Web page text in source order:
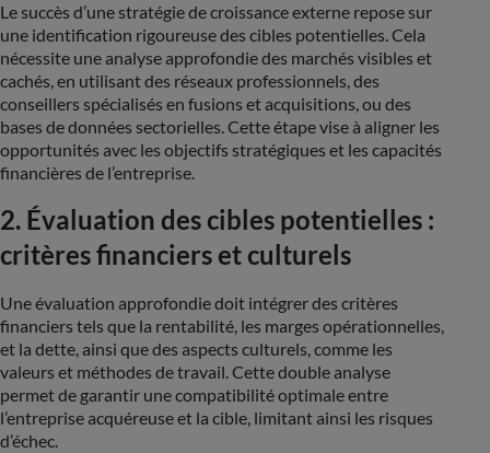
Le succès d’une stratégie de croissance externe repose sur
une identification rigoureuse des cibles potentielles. Cela
nécessite une analyse approfondie des marchés visibles et
cachés, en utilisant des réseaux professionnels, des
conseillers spécialisés en fusions et acquisitions, ou des
bases de données sectorielles. Cette étape vise à aligner les
opportunités avec les objectifs stratégiques et les capacités
financières de l’entreprise​.
2. Évaluation des cibles potentielles :
critères financiers et culturels
Une évaluation approfondie doit intégrer des critères
financiers tels que la rentabilité, les marges opérationnelles,
et la dette, ainsi que des aspects culturels, comme les
valeurs et méthodes de travail. Cette double analyse
permet de garantir une compatibilité optimale entre
l’entreprise acquéreuse et la cible, limitant ainsi les risques
d’échec​.